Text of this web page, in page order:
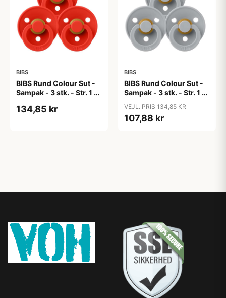
BIBS
BIBS Rund Colour Sut -
Sampak - 3 stk. - Str. 1 -
134,85 kr
BIBS
BIBS Rund Colour Sut -
Sampak - 3 stk. - Str. 1 -
VEJL. PRIS 134,85 KR
107,88 kr